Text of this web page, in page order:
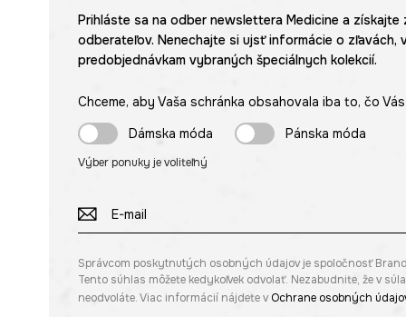
Prihláste sa na odber newslettera Medicine a
odberateľov. Nenechajte si ujsť informácie o
predobjednávkam vybraných špeciálnych kolekcií.
Chceme, aby Vaša schránka obsahovala iba to, čo
Dámska móda
Pánska móda
Výber ponuky je voliteľný
Správcom poskytnutých osobných údajov je spoločnosť
Tento súhlas môžete kedykoľvek odvolať. Nezabudnite, že v
neodvoláte. Viac informácií nájdete v Ochrane osobných